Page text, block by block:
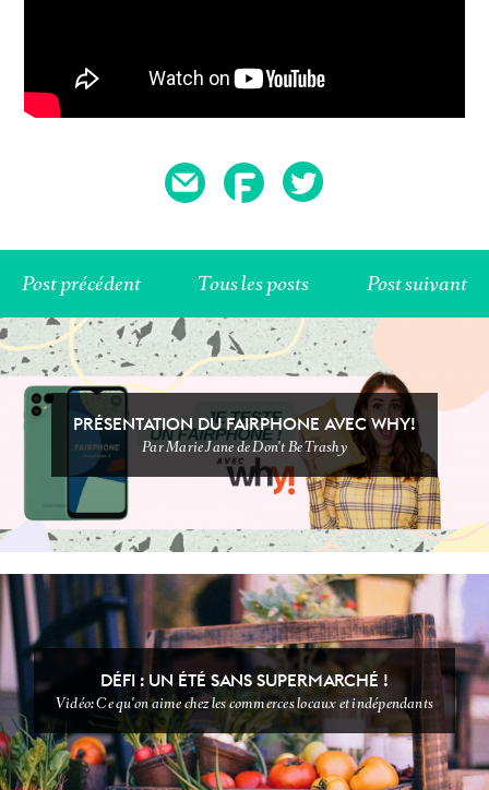
VIDEOOOOO
DIY & BEAUTY ECOLOGEEK
Post précédent Tous les posts Post suivant
PRÉSENTATION DU FAIRPHONE AVEC WHY!
Par Marie Jane de Don't Be Trashy
DÉFI : UN ÉTÉ SANS SUPERMARCHÉ !
Vidéo: Ce qu'on aime chez les commerces locaux et indépendants